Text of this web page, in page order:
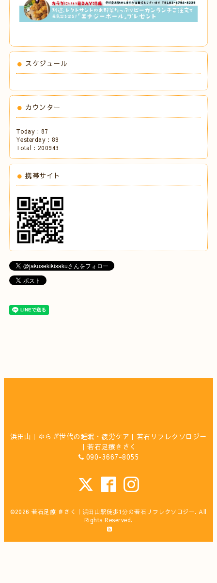
スケジュール
カウンター
Today : 87
Yesterday : 89
Total : 200943
携帯サイト
浜田山｜ゆらぎ世代の睡眠・疲労ケア｜若石リフレクソロジー
｜若石足療きさく
090-3667-8055
©2026若石足療 きさく｜浜田山駅徒歩1分の若石リフレクソロジー. All
Rights Reserved.